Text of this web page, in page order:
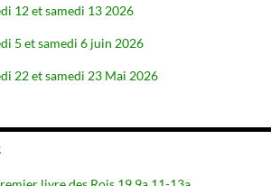
12 et samedi 13 2026
5 et samedi 6 juin 2026
22 et samedi 23 Mai 2026